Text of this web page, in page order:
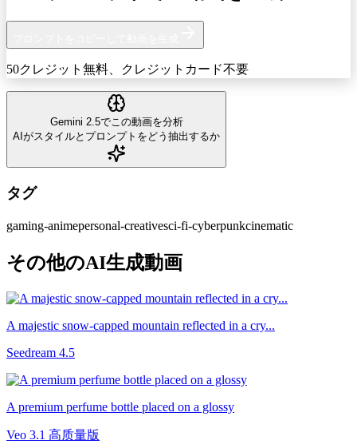
50クレジット無料、クレジットカード不要
Gemini 2.5でこの動画を分析
AIがスタイルとプロンプトをどう抽出するか
タグ
gaming-animepersonal-creativesci-fi-cyberpunkcinematic
その他のAI生成動画
A majestic snow-capped mountain reflected in a cry...
Seedream 4.5
A premium perfume bottle placed on a glossy
Veo 3.1 高质量版